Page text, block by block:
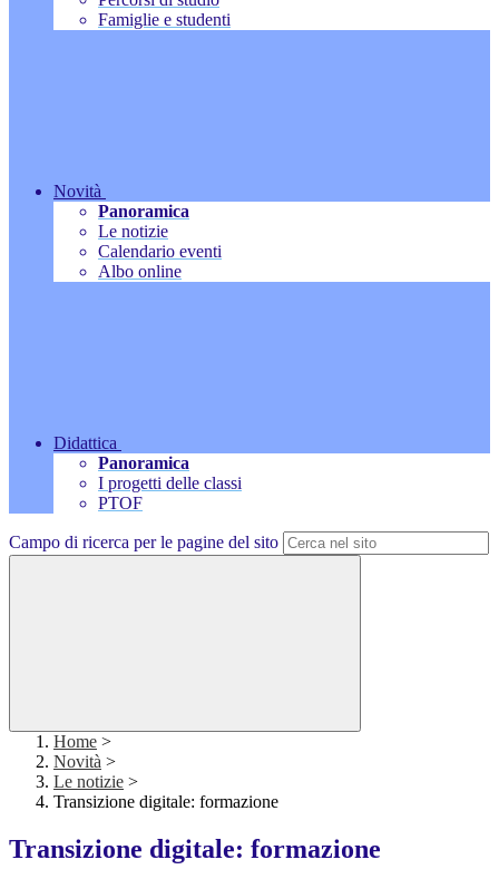
Famiglie e studenti
Novità
Panoramica
Le notizie
Calendario eventi
Albo online
Didattica
Panoramica
I progetti delle classi
PTOF
Campo di ricerca per le pagine del sito
Home >
Novità >
Le notizie >
Transizione digitale: formazione
Transizione digitale: formazione